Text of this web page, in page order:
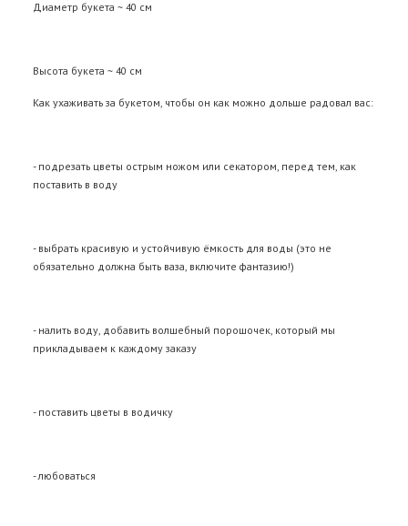
Диаметр букета ~ 40 см
Высота букета ~ 40 см
Как ухаживать за букетом, чтобы он как можно дольше радовал вас:
- подрезать цветы острым ножом или секатором, перед тем, как
поставить в воду
- выбрать красивую и устойчивую ёмкость для воды (это не
обязательно должна быть ваза, включите фантазию!)
- налить воду, добавить волшебный порошочек, который мы
прикладываем к каждому заказу
- поставить цветы в водичку
- любоваться